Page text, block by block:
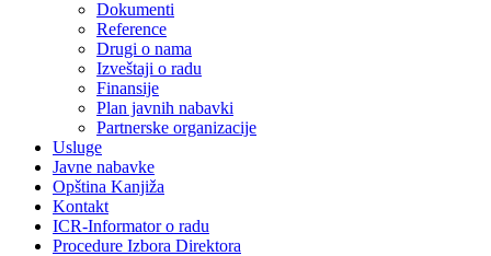
Dokumenti
Reference
Drugi o nama
Izveštaji o radu
Finansije
Plan javnih nabavki
Partnerske organizacije
Usluge
Javne nabavke
Opština Kanjiža
Kontakt
ICR-Informator o radu
Procedure Izbora Direktora